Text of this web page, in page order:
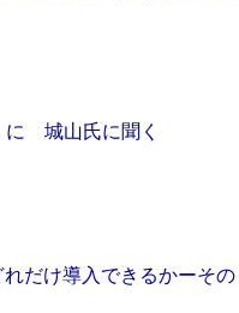
に 城山氏に聞く
だけ導入できるかーその